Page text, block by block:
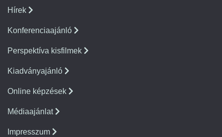
Hírek
Konferenciaajánló
Perspektíva kisfilmek
Kiadványajánló
Online képzések
Médiaajánlat
Impresszum